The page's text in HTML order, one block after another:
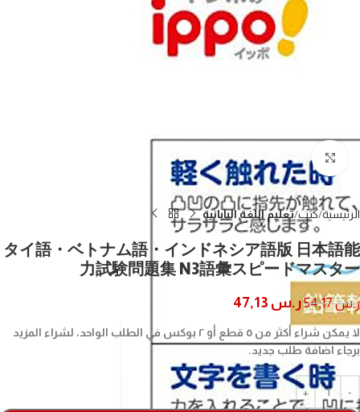
Click to enlarge
الرئيسية كتب تعليم اللغة اليابانية
タイ語・ベトナム語・インドネシア語版 日本語能
力試験問題集 N3語彙スピードマスター
ر.س54,17 ر.س
لا يمكن شراء أكثر من ٥ قطع أو ٢ بوكس في الطلب الواحد، لشراء المزيد
برجاء اضافة طلب جديد.